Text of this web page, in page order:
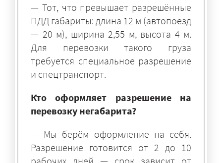
— Тот, что превышает разрешённые
ПДД габариты: длина 12 м (автопоезд
— 20 м), ширина 2,55 м, высота 4 м.
Для перевозки такого груза
требуется специальное разрешение
и спецтранспорт.
Кто оформляет разрешение на
перевозку негабарита?
— Мы берём оформление на себя.
Разрешение готовится от 2 до 10